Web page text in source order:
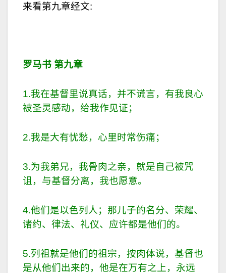
来看第九章经文:
罗马书 第九章
1.我在基督里说真话，并不谎言，有我良心
被圣灵感动，给我作见证；
2.我是大有忧愁，心里时常伤痛；
3.为我弟兄，我骨肉之亲，就是自己被咒
诅，与基督分离，我也愿意。
4.他们是以色列人；那儿子的名分、荣耀、
诸约、律法、礼仪、应许都是他们的。
5.列祖就是他们的祖宗，按肉体说，基督也
是从他们出来的，他是在万有之上，永远